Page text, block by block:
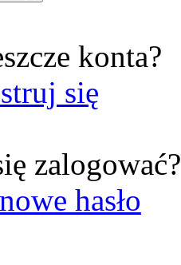
konta?
się
zalogować?
hasło